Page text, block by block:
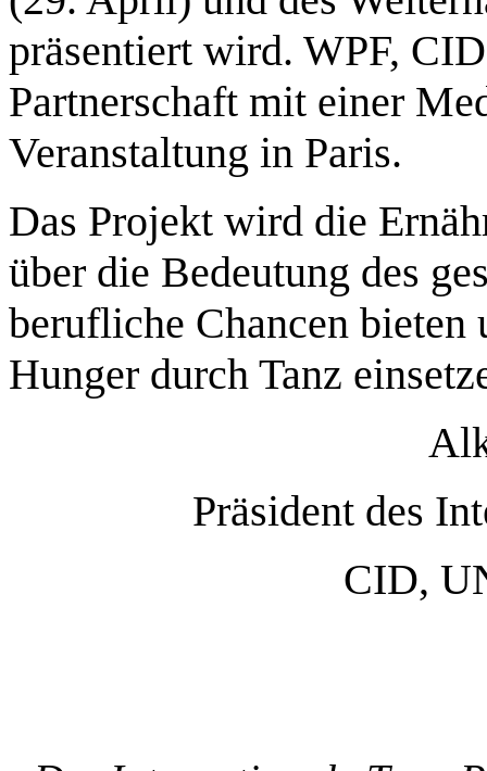
präsentiert wird. WPF,
Partnerschaft mit einer
Veranstaltung in Paris.
Das Projekt wird die
über die Bedeutung des
berufliche Chancen bieten
Hunger durch Tanz
Präsident des
CID,